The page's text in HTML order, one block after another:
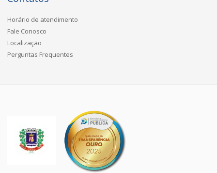
Horário de atendimento
Fale Conosco
Localização
Perguntas Frequentes